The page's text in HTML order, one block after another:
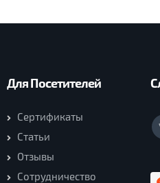
Для Посетителей
Сертификаты
Статьи
Отзывы
Сотрудничество